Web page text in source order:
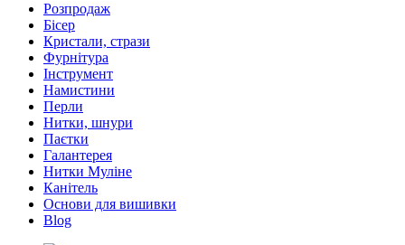
Розпродаж
Бісер
Кристали, стрази
Фурнітура
Інструмент
Намистини
Перли
Нитки, шнури
Паєтки
Галантерея
Нитки Муліне
Канітель
Основи для вишивки
Blog